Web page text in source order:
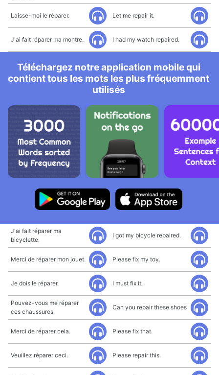
Laisse-moi le réparer. Let me repair it.
J'ai fait réparer ma montre. I had my watch repaired.
Téléchargez notre application mobile qui
contient tous les mots les plus fréquemment
utilisés
J'ai fait réparer ma
bicyclette.
I got my bicycle repaired.
Merci de réparer mon jouet. Please fix my toy.
Je dois le réparer. I must fix it.
Pouvez-vous me réparer
ces chaussures
Can you repair these shoes
Merci de réparer cela. Please fix that.
Veuillez réparer ceci. Please repair this.